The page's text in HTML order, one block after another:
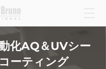
化AQ＆UVシー
ーティング